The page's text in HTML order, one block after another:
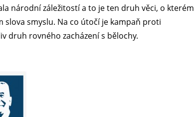
národní záležitostí a to je ten druh věci, o kterém
smyslu. Na co útočí je kampaň proti
druh rovného zacházení s bělochy.